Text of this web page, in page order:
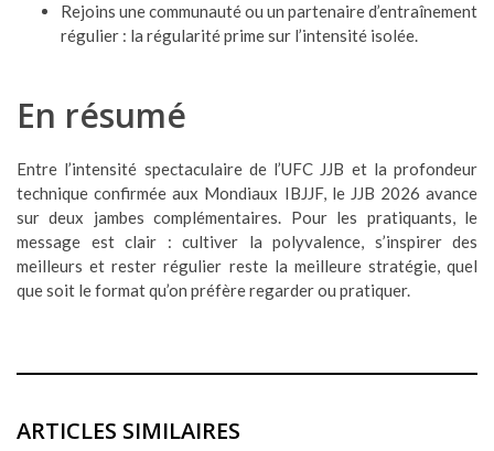
Rejoins une communauté ou un partenaire d’entraînement
régulier : la régularité prime sur l’intensité isolée.
En résumé
Entre l’intensité spectaculaire de l’UFC JJB et la profondeur
technique confirmée aux Mondiaux IBJJF, le JJB 2026 avance
sur deux jambes complémentaires. Pour les pratiquants, le
message est clair : cultiver la polyvalence, s’inspirer des
meilleurs et rester régulier reste la meilleure stratégie, quel
que soit le format qu’on préfère regarder ou pratiquer.
ARTICLES SIMILAIRES